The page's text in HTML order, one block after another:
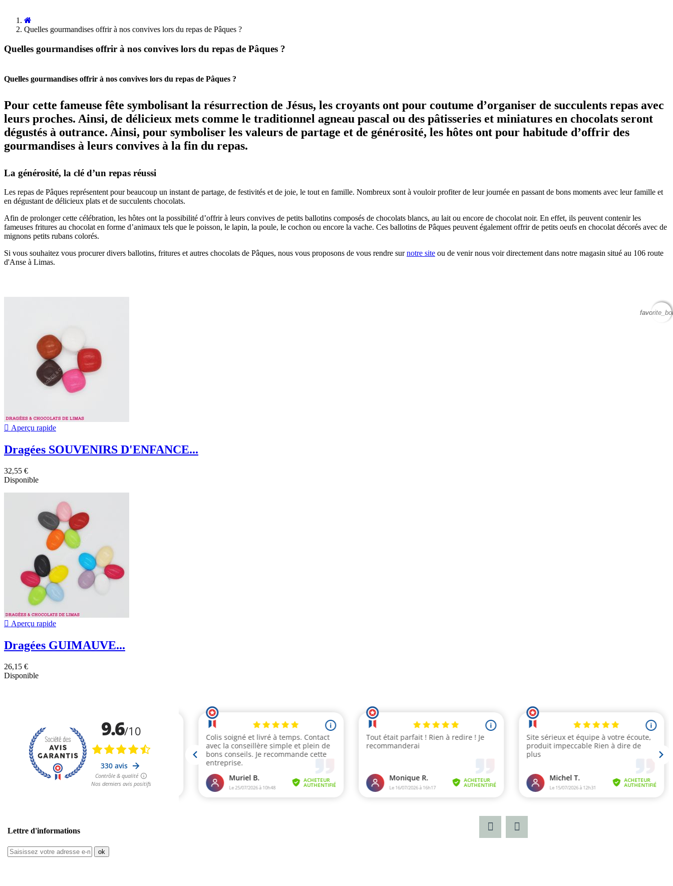
Quelles gourmandises offrir à nos convives lors du repas de Pâques ?
Quelles gourmandises offrir à nos convives lors du repas de Pâques ?
Quelles gourmandises offrir à nos convives lors du repas de Pâques ?
Pour cette fameuse fête symbolisant la résurrection de Jésus, les croyants ont pour coutume d’organiser de succulents repas avec
leurs proches. Ainsi, de délicieux mets comme le traditionnel agneau pascal ou des pâtisseries et miniatures en chocolats seront
dégustés à outrance. Ainsi, pour symboliser les valeurs de partage et de générosité, les hôtes ont pour habitude d’offrir des
gourmandises à leurs convives à la fin du repas.
La générosité, la clé d’un repas réussi
Les repas de Pâques représentent pour beaucoup un instant de partage, de festivités et de joie, le tout en famille. Nombreux sont à vouloir profiter de leur journée en passant de bons moments avec leur famille et
en dégustant de délicieux plats et de succulents chocolats.
Afin de prolonger cette célébration, les hôtes ont la possibilité d’offrir à leurs convives de petits ballotins composés de chocolats blancs, au lait ou encore de chocolat noir. En effet, ils peuvent contenir les
fameuses fritures au chocolat en forme d’animaux tels que le poisson, le lapin, la poule, le cochon ou encore la vache. Ces ballotins de Pâques peuvent également offrir de petits oeufs en chocolat décorés avec de
mignons petits rubans colorés.
Si vous souhaitez vous procurer divers ballotins, fritures et autres chocolats de Pâques, nous vous proposons de vous rendre surnotre site ou de venir nous voir directement dans notre magasin situé au 106 route
d'Anse à Limas.
 Aperçu rapide
Dragées SOUVENIRS D'ENFANCE...
32,55 €
Disponible
 Aperçu rapide
Dragées GUIMAUVE...
26,15 €
Disponible
Lettre d'informations
ok